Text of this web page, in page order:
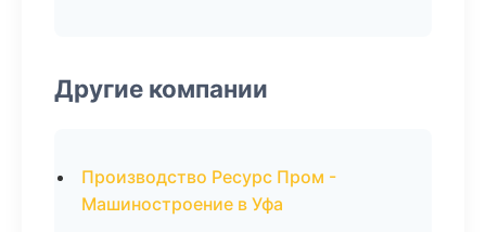
Другие компании
Производство Ресурс Пром -
Машиностроение в Уфа